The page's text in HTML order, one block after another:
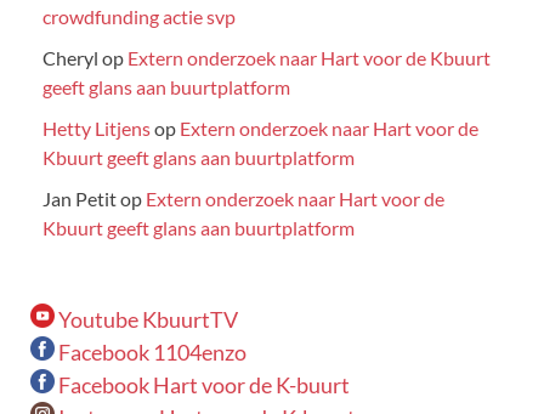
crowdfunding actie svp
Cheryl op Extern onderzoek naar Hart voor de Kbuurt
geeft glans aan buurtplatform
Hetty Litjensop Extern onderzoek naar Hart voor de
Kbuurt geeft glans aan buurtplatform
Jan Petitop Extern onderzoek naar Hart voor de
Kbuurt geeft glans aan buurtplatform
Youtube KbuurtTV
Facebook 1104enzo
Facebook Hart voor de K-buurt